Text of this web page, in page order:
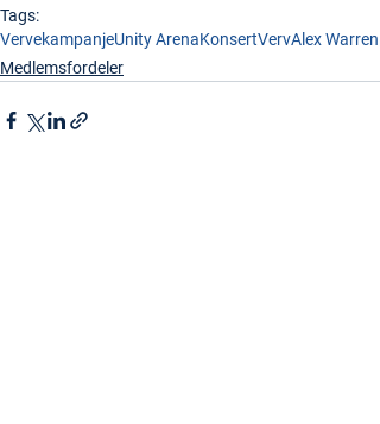
Tags:
VervekampanjeUnity ArenaKonsertVervAlex Warren
Medlemsfordeler